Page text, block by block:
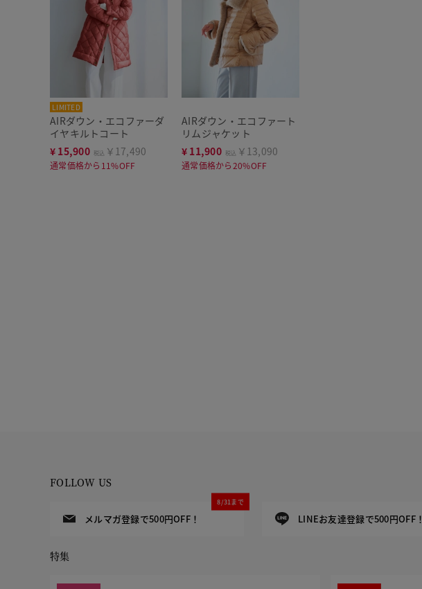
LIMITED
AIRダウン・エコファーダ
イヤキルトコート
¥ 15,900 税込 ￥17,490
通常価格から11%OFF
AIRダウン・エコファート
リムジャケット
¥ 11,900 税込 ￥13,090
通常価格から20%OFF
FOLLOW US
メルマガ登録で500円OFF！
8/31まで
LINEお友達登録で500円OFF！
特集